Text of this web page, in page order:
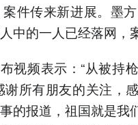
件传来新进展。墨
中的一人已经落网，
视频表示：“从被持
所有朋友的关注，
的报道，祖国就是我